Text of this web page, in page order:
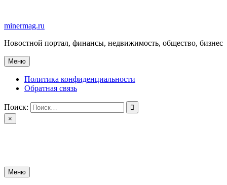
содержимому
minermag.ru
Новостной портал, финансы, недвижимость, общество, бизнес
Меню
Политика конфиденциальности
Обратная связь
Поиск:
×
Меню